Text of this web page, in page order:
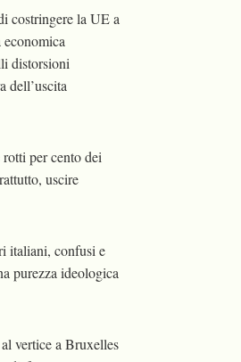
costringere la UE a
distorsioni
dell’uscita
per cento dei
uscire
italiani, confusi e
purezza ideologica
vertice a Bruxelles